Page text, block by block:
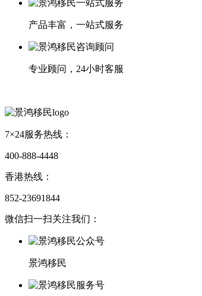
产品丰富，一站式服务
专业顾问，24小时客服
7×24服务热线：
400-888-4448
香港热线：
852-23691844
微信扫一扫关注我们：
景鸿移民